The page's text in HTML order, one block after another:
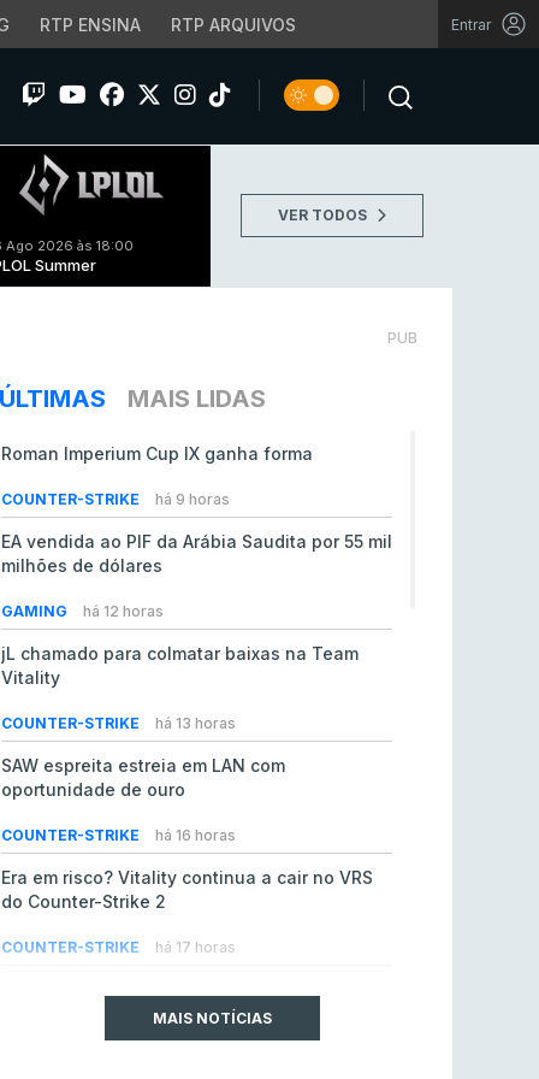
RTP ENSINA RTP ARQUIVOS Entrar
Ago 2026 às 18:00
Summer
VER TODOS
PUB
ÚLTIMAS MAIS LIDAS
Roman Imperium Cup IX ganha forma
COUNTER-STRIKE há 9 horas
EA vendida ao PIF da Arábia Saudita por 55 mil
milhões de dólares
GAMING há 12 horas
jL chamado para colmatar baixas na Team
Vitality
COUNTER-STRIKE há 13 horas
SAW espreita estreia em LAN com
oportunidade de ouro
COUNTER-STRIKE há 16 horas
Era em risco? Vitality continua a cair no VRS
do Counter-Strike 2
COUNTER-STRIKE há 17 horas
comunitários de League of Legends
MAIS NOTÍCIAS